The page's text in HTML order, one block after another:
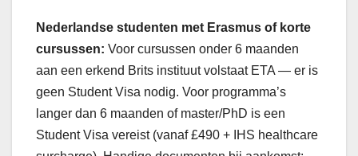
Nederlandse studenten met Erasmus of korte
cursussen: Voor cursussen onder 6 maanden
aan een erkend Brits instituut volstaat ETA — er is
geen Student Visa nodig. Voor programma’s
langer dan 6 maanden of master/PhD is een
Student Visa vereist (vanaf £490 + IHS healthcare